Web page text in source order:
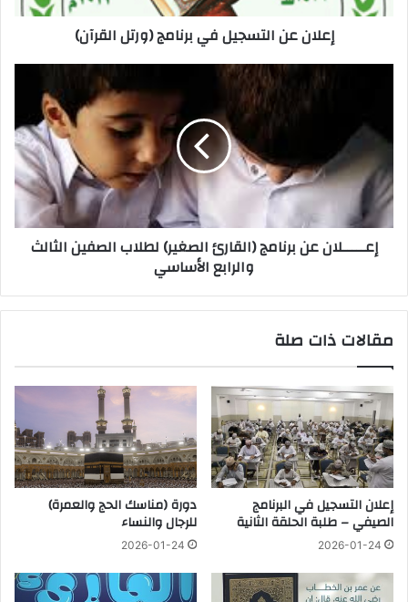
إعلان عن التسجيل في برنامج (ورتل القرآن)
إعـــــلان عن برنامج (القارئ الصغير) لطلاب الصفين الثالث
والرابع الأساسي
مقالات ذات صلة
إعلان التسجيل في البرنامج
الصيفي – طلبة الحلقة الثانية
2026-01-24
دورة (مناسك الحج والعمرة)
للرجال والنساء
2026-01-24